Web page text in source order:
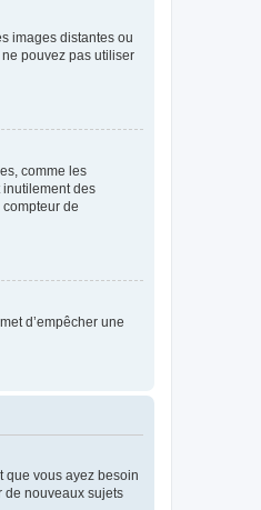
images distantes ou
pouvez pas utiliser
comme les
inutilement des
de
d’empêcher une
que vous ayez besoin
de nouveaux sujets